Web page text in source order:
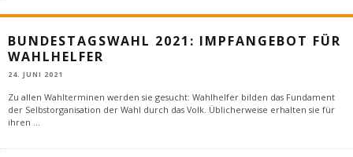
BUNDESTAGSWAHL 2021: IMPFANGEBOT FÜR
WAHLHELFER
24. JUNI 2021
Zu allen Wahlterminen werden sie gesucht: Wahlhelfer bilden das Fundament
der Selbstorganisation der Wahl durch das Volk. Üblicherweise erhalten sie für
ihren ...